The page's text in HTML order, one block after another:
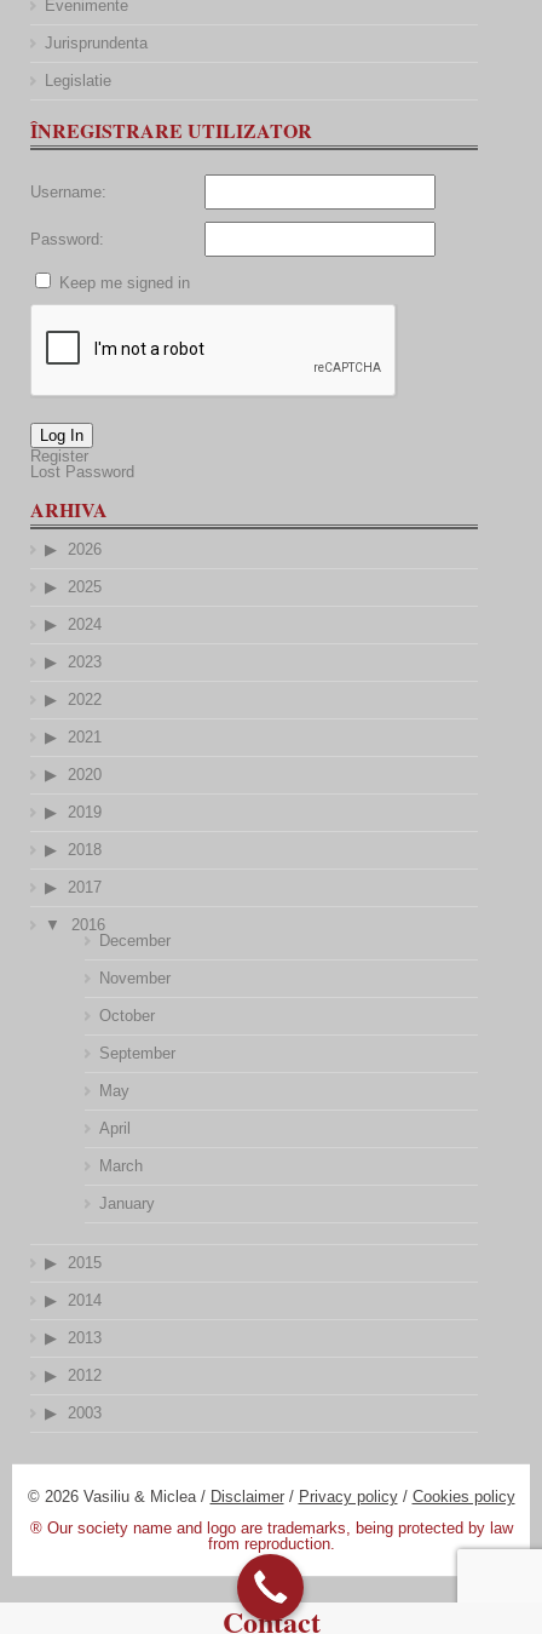
Contact
Evenimente
Jurisprundenta
Legislatie
ÎNREGISTRARE UTILIZATOR
Username:
Password:
Keep me signed in
Log In
Register
Lost Password
ARHIVA
2026
2025
2024
2023
2022
2021
2020
2019
2018
2017
2016
December
November
October
September
May
April
March
January
2015
2014
2013
2012
2003
© 2026 Vasiliu & Miclea / Disclaimer/ Privacy policy/ Cookies policy
® Our society name and logo are trademarks, being protected by law
from reproduction.
Designed by:DV Digital Promotions